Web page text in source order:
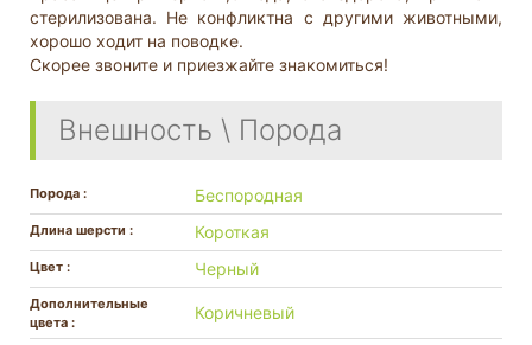
стерилизована. Не конфликтна с другими животными,
хорошо ходит на поводке.
Скорее звоните и приезжайте знакомиться!
Внешность \ Порода
Порода : Беспородная
Длина шерсти : Короткая
Цвет : Черный
Дополнительные
цвета :
Коричневый